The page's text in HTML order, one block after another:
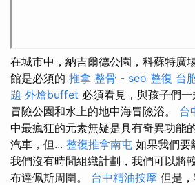
在城市中，納吉爾德公園，科蘇特廣
館是必須的 推拿 整骨 - seo 整復 台
題 外燴buffet 必須看見，與孩子們
冒險公園和水上的地中海冒險浴。 台
中最瘋狂的元素無疑是具有奇異功能
汽車，但... 整復推拿南屯 如果我們要
我們沒有時間組織計劃，我們可以將
布達佩斯周圍。 台中精油按摩 但是